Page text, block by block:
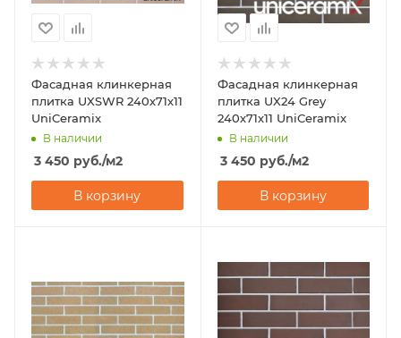
Фасадная клинкерная
плитка UXSWR 240х71х11
UniCeramix
В наличии
3 450 руб./м2
В корзину
Фасадная клинкерная
плитка UX24 Grey
240х71х11 UniCeramix
В наличии
3 450 руб./м2
В корзину